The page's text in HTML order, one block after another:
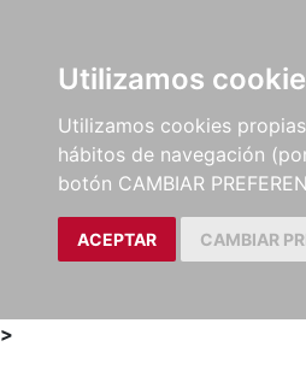
Utilizamos
Utilizamos cookies
hábitos de navegación
botón CAMBIAR
ACEPTAR CAMBIAR
LIBROS
MÉTODOS Y
EJERCICIOS
>